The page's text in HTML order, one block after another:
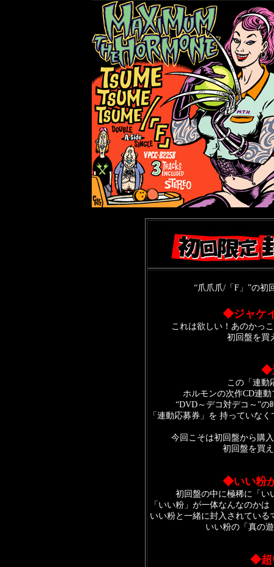
“爪爪爪/「F」”の初
◆ジャケ
これは欲しい！あのかっ
初回盤を買
◆
この「連動
ホルモンの次作CD連
“DVD～デコ対デコ～”
「連動応募券」を 持っていな
今回こそは初回盤から購
初回盤を買
◆いい粉
初回盤の中に極稀に「い
「いい粉」が一体なんなのか
いい粉と一緒に封入されてい
いい粉の「真の
◆